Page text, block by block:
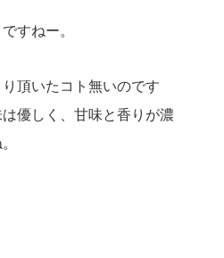
すねー。
頂いたコト無いのです
優しく、甘味と香りが濃